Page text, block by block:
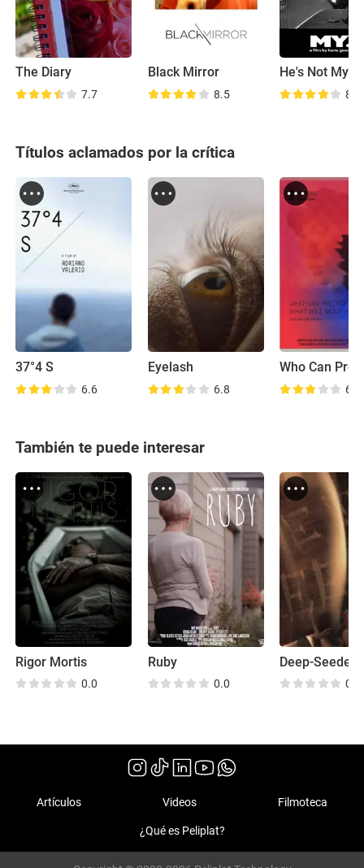
The Diary
7.7
Black Mirror
8.5
He's Not My...
8.0
Títulos aclamados por la crítica
37°4 S
6.6
Eyelash
6.8 6.2
También te puede interesar
Rigor Mortis
0.0
Ruby
0.0
Deep-Seeded
0.0
Artículos Videos Filmoteca
¿Qué es Peliplat?